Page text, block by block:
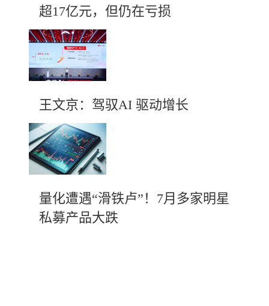
超17亿元，但仍在亏损
王文京：驾驭AI 驱动增长
量化遭遇“滑铁卢”！7月多家明星
私募产品大跌